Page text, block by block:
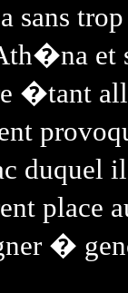
et
�tant
duquel
place
�